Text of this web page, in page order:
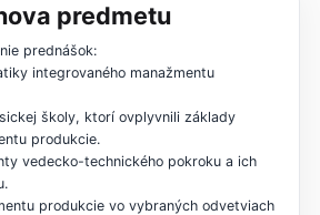
predmetu
prednášok:
integrovaného manažmentu
školy, ktorí ovplyvnili základy
produkcie.
vedecko-technického pokroku a ich
produkcie vo vybraných odvetviach